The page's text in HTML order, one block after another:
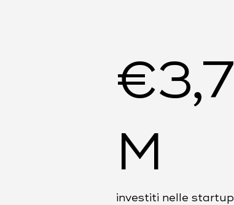
€3,7
M
investiti nelle startup